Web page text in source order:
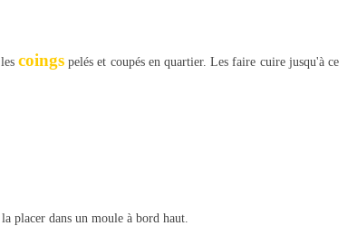
coingspelés et coupés en quartier. Les faire cuire jusqu'à ce
placer dans un moule à bord haut.